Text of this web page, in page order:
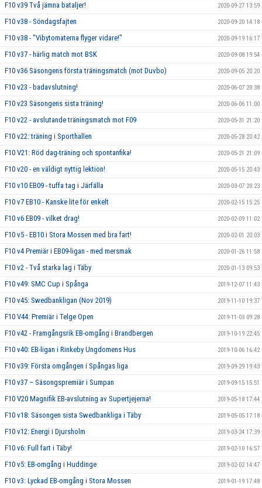
F10 v39 Två jämna bataljer! 2020-09-27 13:59
F10 v38 - Söndagsfajten 2020-09-20 14:18
F10 v38 - "Vibytomaterna flyger vidare!" 2020-09-19 16:17
F10 v37 - härlig match mot BSK 2020-09-08 19:54
F10 v36 Säsongens första träningsmatch (mot Duvbo) 2020-09-05 20:20
F10 v23 - badavslutning! 2020-06-07 20:38
F10 v23 Säsongens sista träning! 2020-06-06 11:00
F10 v22 - avslutande träningsmatch mot F09 2020-05-31 21:20
F10 v22: träning i Sporthallen 2020-05-28 20:42
F10 V21: Röd dag-träning och spontanfika! 2020-05-21 21:09
F10 v20 - en väldigt nyttig lektion! 2020-05-15 20:43
F10 v10 EB09 - tuffa tag i Järfälla 2020-03-07 20:23
F10 v7 EB10 - Kanske lite för enkelt 2020-02-15 15:25
F10 v6 EB09 - vilket drag! 2020-02-09 11:02
F10 v5 - EB10 i Stora Mossen med bra fart! 2020-02-01 20:03
F10 v4 Premiär i EB09-ligan - med mersmak 2020-01-26 11:58
F10 v2 - Två starka lag i Täby 2020-01-13 09:53
F10 v49: SMC Cup i Spånga 2019-12-07 11:43
F10 v45: Swedbankligan (Nov 2019) 2019-11-10 19:37
F10 V44: Premiär i Telge Open 2019-11-03 09:28
F10 v42 - Framgångsrik EB-omgång i Brandbergen 2019-10-19 22:45
F10 v40: EB-ligan i Rinkeby Ungdomens Hus 2019-10-06 16:42
F10 v39: Första omgången i Spångas liga 2019-09-29 19:43
F10 v37 – Säsongspremiär i Sumpan 2019-09-15 15:51
F10 V20 Magnifik EB-avslutning av Supertjejerna! 2019-05-18 17:44
F10 v18: Säsongen sista Swedbankliga i Täby 2019-05-05 17:18
F10 v12: Energi i Djursholm 2019-03-24 17:39
F10 v6: Full fart i Täby! 2019-02-10 16:57
F10 v5: EB-omgång i Huddinge 2019-02-02 14:47
F10 v3: Lyckad EB-omgång i Stora Mossen 2019-01-19 17:48